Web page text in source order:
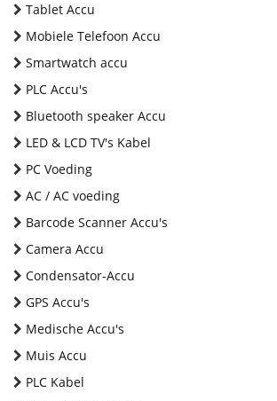
Tablet Accu
Mobiele Telefoon Accu
Smartwatch accu
PLC Accu's
Bluetooth speaker Accu
LED & LCD TV's Kabel
PC Voeding
AC / AC voeding
Barcode Scanner Accu's
Camera Accu
Condensator-Accu
GPS Accu's
Medische Accu's
Muis Accu
PLC Kabel